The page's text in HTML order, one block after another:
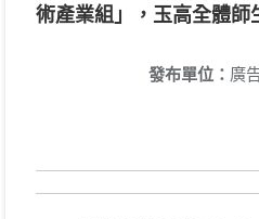
術產業組」，玉高全體師
發布單位： 廣